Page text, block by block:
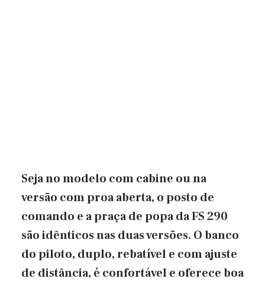
Seja no modelo com cabine ou na
versão com proa aberta, o posto de
comando e a praça de popa da FS 290
são idênticos nas duas versões. O banco
do piloto, duplo, rebatível e com ajuste
de distância, é confortável e oferece boa